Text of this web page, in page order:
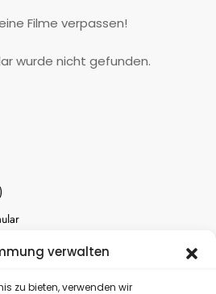
verwalten
zu bieten, verwenden wir
Filme verpassen!
wurde nicht gefunden.